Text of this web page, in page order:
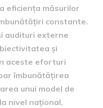
eficiența măsurilor
constante.
audituri externe
și
aceste eforturi
îmbunătățirea
unui model de
nivel național,